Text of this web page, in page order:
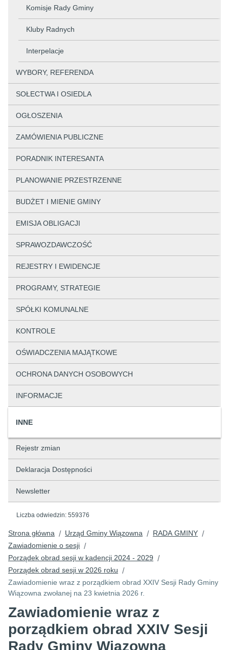
Komisje Rady Gminy
Kluby Radnych
Interpelacje
WYBORY, REFERENDA
SOŁECTWA I OSIEDLA
OGŁOSZENIA
ZAMÓWIENIA PUBLICZNE
PORADNIK INTERESANTA
PLANOWANIE PRZESTRZENNE
BUDŻET I MIENIE GMINY
EMISJA OBLIGACJI
SPRAWOZDAWCZOŚĆ
REJESTRY I EWIDENCJE
PROGRAMY, STRATEGIE
SPÓŁKI KOMUNALNE
KONTROLE
OŚWIADCZENIA MAJĄTKOWE
OCHRONA DANYCH OSOBOWYCH
INFORMACJE
INNE
Rejestr zmian
Deklaracja Dostępności
Newsletter
Liczba odwiedzin: 559376
Strona główna / Urząd Gminy Wiązowna / RADA GMINY /
Zawiadomienie o sesji /
Porządek obrad sesji w kadencji 2024 - 2029 /
Porządek obrad sesji w 2026 roku /
Zawiadomienie wraz z porządkiem obrad XXIV Sesji Rady Gminy
Wiązowna zwołanej na 23 kwietnia 2026 r.
Zawiadomienie wraz z
porządkiem obrad XXIV Sesji
Rady Gminy Wiązowna